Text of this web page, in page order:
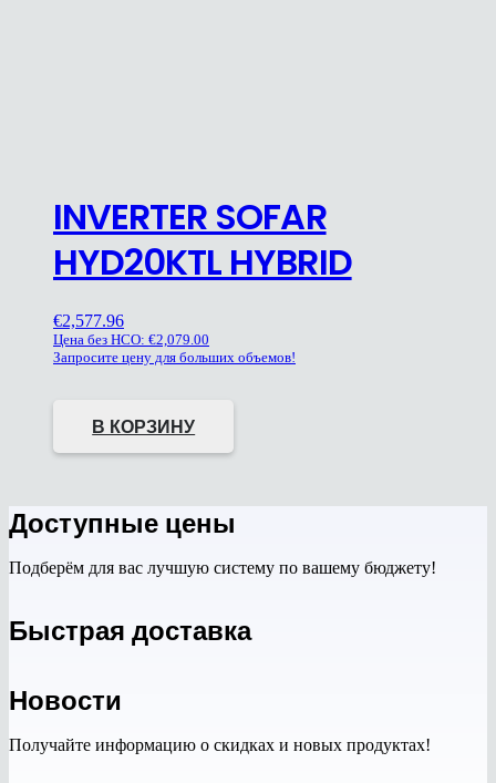
INVERTER SOFAR
HYD20KTL HYBRID
€2,577.96
Цена без НСО: €2,079.00
Запросите цену для больших объемов!
В КОРЗИНУ
Доступные цены
Подберём для вас лучшую систему по вашему бюджету!
Быстрая доставка
Новости
Получайте информацию о скидках и новых продуктах!